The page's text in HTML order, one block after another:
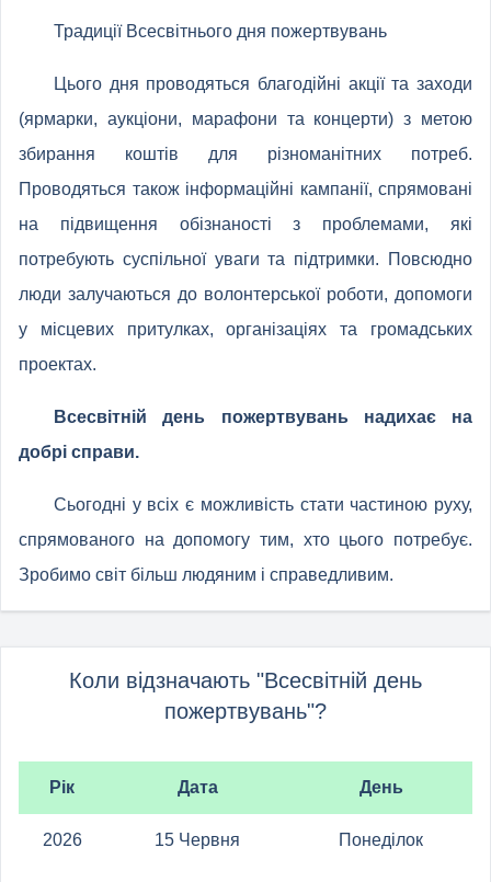
Традиції Всесвітнього дня пожертвувань
Цього дня проводяться благодійні акції та заходи
(ярмарки, аукціони, марафони та концерти) з метою
збирання коштів для різноманітних потреб.
Проводяться також інформаційні кампанії, спрямовані
на підвищення обізнаності з проблемами, які
потребують суспільної уваги та підтримки. Повсюдно
люди залучаються до волонтерської роботи, допомоги
у місцевих притулках, організаціях та громадських
проектах.
Всесвітній день пожертвувань надихає на
добрі справи.
Сьогодні у всіх є можливість стати частиною руху,
спрямованого на допомогу тим, хто цього потребує.
Зробимо світ більш людяним і справедливим.
Коли відзначають "Всесвітній день
пожертвувань"?
Рік Дата День
2026 15 Червня Понеділок